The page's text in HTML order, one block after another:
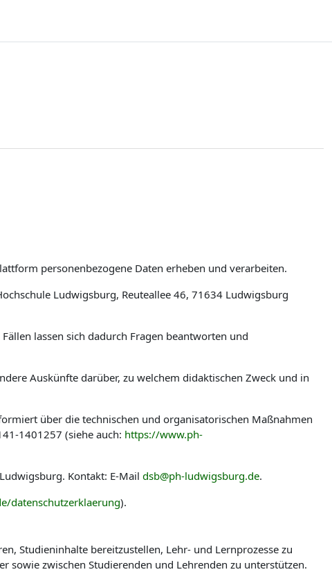
personenbezogene Daten erheben und verarbeiten.
Ludwigsburg, Reuteallee 46, 71634 Ludwigsburg
lassen sich dadurch Fragen beantworten und
Auskünfte darüber, zu welchem didaktischen Zweck und in
über die technischen und organisatorischen Maßnahmen
1401257 (siehe auch: https://www.ph-
Kontakt: E-Mail dsb@ph-ludwigsburg.de.
datenschutzerklaerung).
Studieninhalte bereitzustellen, Lehr- und Lernprozesse zu
zwischen Studierenden und Lehrenden zu unterstützen.